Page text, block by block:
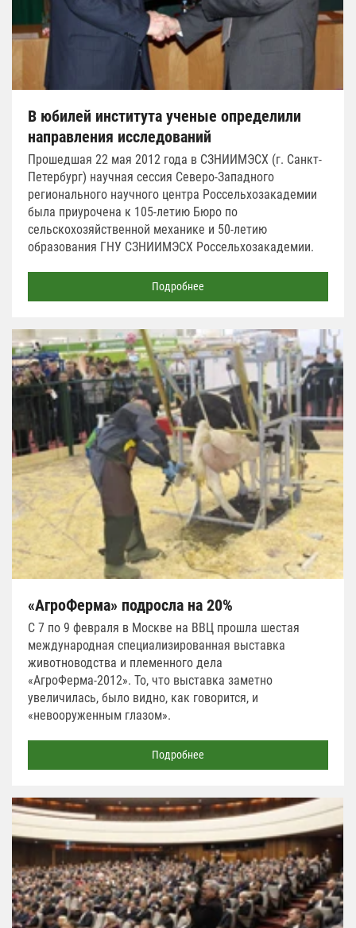
В юбилей института ученые определили
направления исследований
Прошедшая 22 мая 2012 года в СЗНИИМЭСХ (г. Санкт-
Петербург) научная сессия Северо-Западного
регионального научного центра Россельхозакадемии
была приурочена к 105-летию Бюро по
сельскохозяйственной механике и 50-летию
образования ГНУ СЗНИИМЭСХ Россельхозакадемии.
Подробнее
«АгроФерма» подросла на 20%
С 7 по 9 февраля в Москве на ВВЦ прошла шестая
международная специализированная выставка
животноводства и племенного дела
«АгроФерма-2012». То, что выставка заметно
увеличилась, было видно, как говорится, и
«невооруженным глазом».
Подробнее